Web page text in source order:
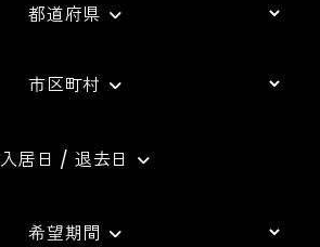
都道府県
市区町村
入居日 / 退去日
希望期間